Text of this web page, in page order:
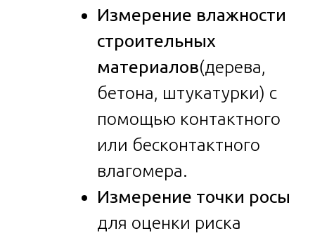
Измерение влажности
строительных
материалов(дерева,
бетона, штукатурки) с
помощью контактного
или бесконтактного
влагомера.
Измерение точки росы
для оценки риска